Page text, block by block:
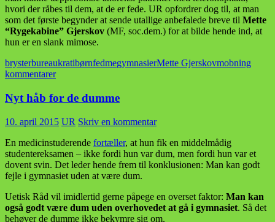
hvori der råbes til dem, at de er fede. UR opfordrer dog til, at man
som det første begynder at sende utallige anbefalede breve til Mette
“Rygekabine” Gjerskov (MF, soc.dem.) for at bilde hende ind, at
hun er en slank mimose.
brysterbureaukratibørnfedmegymnasierMette Gjerskovmobning
kommentarer
Nyt håb for de dumme
10. april 2015 UR Skriv en kommentar
En medicinstuderende fortæller, at hun fik en middelmådig
studentereksamen – ikke fordi hun var dum, men fordi hun var et
dovent svin. Det leder hende frem til konklusionen: Man kan godt
fejle i gymnasiet uden at være dum.
Uetisk Råd vil imidlertid gerne påpege en overset faktor: Man kan
også godt være dum uden overhovedet at gå i gymnasiet. Så det
behøver de dumme ikke bekymre sig om.